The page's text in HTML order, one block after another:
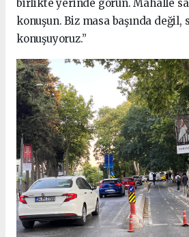
birlikte yerinde görün. Mahalle
konuşun. Biz masa başında değil,
konuşuyoruz.”